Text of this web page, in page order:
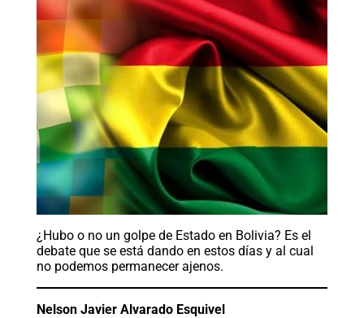
¿Hubo o no un golpe de Estado en Bolivia? Es el
debate que se está dando en estos días y al cual
no podemos permanecer ajenos.
Nelson Javier Alvarado Esquivel